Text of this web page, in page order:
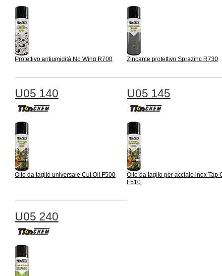
Protettivo antiumidità No Wing R700 Zincante protettivo Sprazinc R730
U05 140
Olio da taglio universale Cut Oil F500
U05 145
Olio da taglio per acciaio inox Tap
F510
U05 240